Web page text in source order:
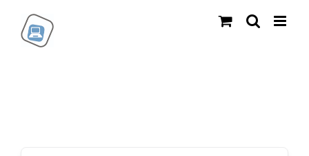
Inhalt
springen